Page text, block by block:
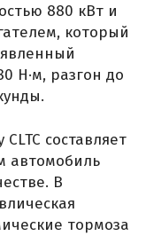
880 кВт и
который
Н·м, разгон до
составляет
автомобиль
В
тормоза